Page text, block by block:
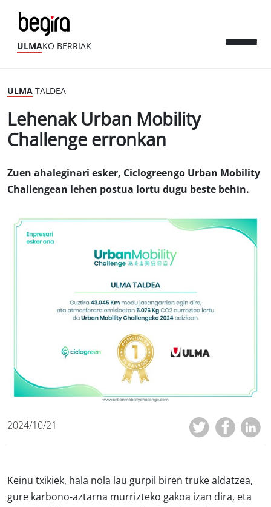
ULMAKO BERRIAK
ULMA TALDEA
Lehenak Urban Mobility
Challenge erronkan
Zuen ahaleginari esker, Ciclogreengo Urban Mobility
Challengean lehen postua lortu dugu beste behin.
2024/10/21
Keinu txikiek, hala nola lau gurpil biren truke aldatzea,
gure karbono-aztarna murrizteko gakoa izan dira, eta